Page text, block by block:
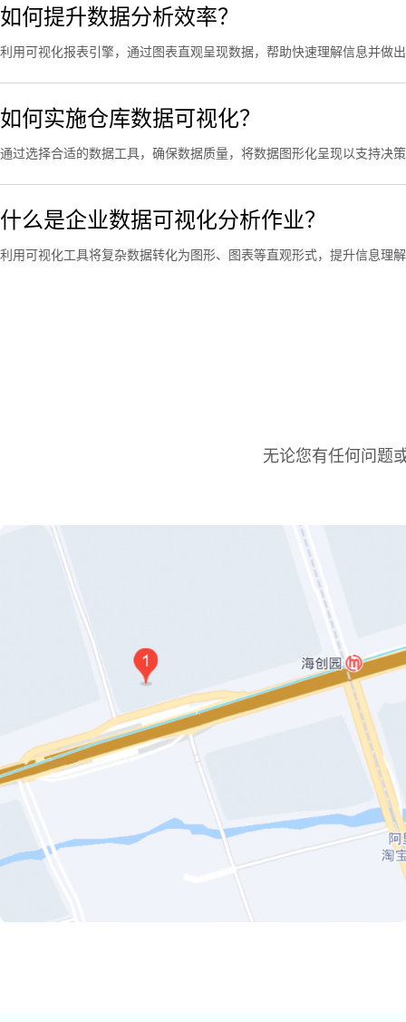
如何提升数据分析效率？
利用可视化报表引擎，通过图表直观呈现数据，帮助快速理解信息并做
如何实施仓库数据可视化？
通过选择合适的数据工具，确保数据质量，将数据图形化呈现以支持决
什么是企业数据可视化分析作业？
利用可视化工具将复杂数据转化为图形、图表等直观形式，提升信息理
无论您有任何问题